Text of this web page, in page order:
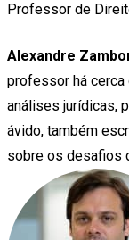
Professor de
Alexandre
professor há cerca
análises jurídicas,
ávido, também
sobre os desafios